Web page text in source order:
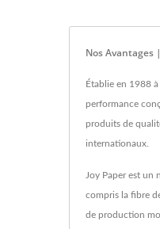
Nos Avantages
Établie en 1988
performance
produits de
internationaux.
Joy Paper est un
compris la fibre
de production